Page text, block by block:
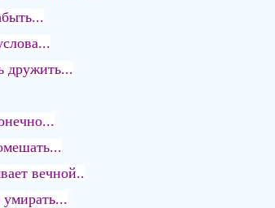
дружить...
вечной..